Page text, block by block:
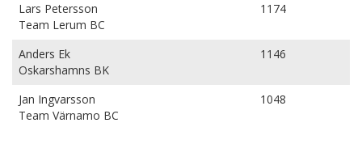
Lars Petersson
Team Lerum BC
1174
Anders Ek
Oskarshamns BK
1146
Jan Ingvarsson
Team Värnamo BC
1048